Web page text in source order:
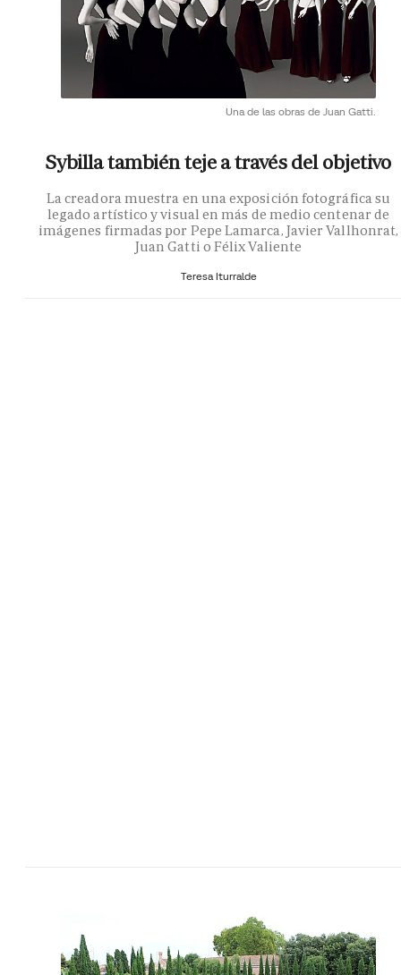
Una de las obras de Juan Gatti.
Sybilla también teje a través del objetivo
La creadora muestra en una exposición fotográfica su
legado artístico y visual en más de medio centenar de
imágenes firmadas por Pepe Lamarca, Javier Vallhonrat,
Juan Gatti o Félix Valiente
Teresa Iturralde